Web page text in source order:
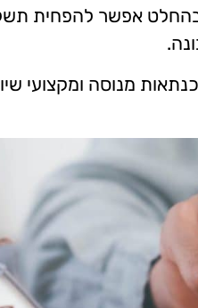
אפשר להפחית
מנוסה ומקצועי